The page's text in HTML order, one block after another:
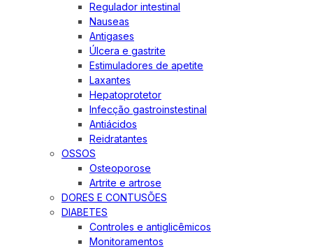
Regulador intestinal
Nauseas
Antigases
Úlcera e gastrite
Estimuladores de apetite
Laxantes
Hepatoprotetor
Infecção gastroinstestinal
Antiácidos
Reidratantes
OSSOS
Osteoporose
Artrite e artrose
DORES E CONTUSÕES
DIABETES
Controles e antiglicêmicos
Monitoramentos